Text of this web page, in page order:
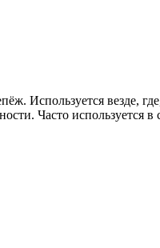
Используется везде,
Часто используется в